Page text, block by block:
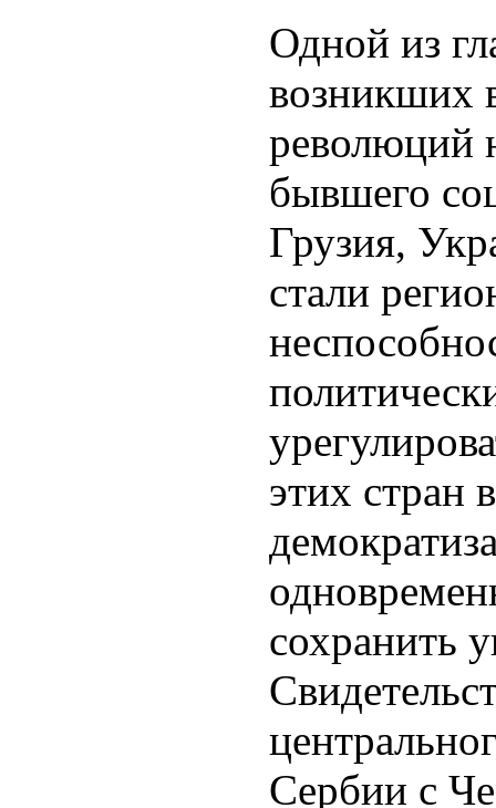
Одной из
возникших
революций
бывшего
Грузия,
стали
этих стран
сохранить
Сербии с